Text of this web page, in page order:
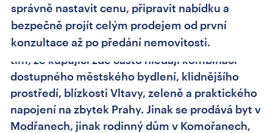
správně nastavit cenu, připravit nabídku a
bezpečně projít celým prodejem od první
konzultace až po předání nemovitosti.
Realitní makléř Praha 12 musí umět pracovat s
tím, že kupující zde často hledají kombinaci
dostupného městského bydlení, klidnějšího
prostředí, blízkosti Vltavy, zeleně a praktického
napojení na zbytek Prahy. Jinak se prodává byt v
Modřanech, jinak rodinný dům v Komořanech,